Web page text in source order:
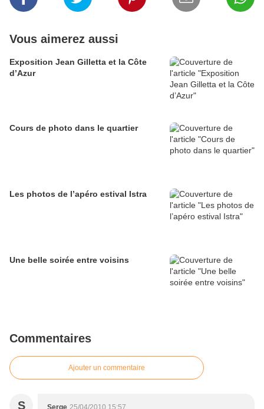
Vous aimerez aussi
Exposition Jean Gilletta et la Côte
d’Azur
Cours de photo dans le quartier
Les photos de l’apéro estival Istra
Une belle soirée entre voisins
Commentaires
Ajouter un commentaire
S Serge 25/04/2010 15:57